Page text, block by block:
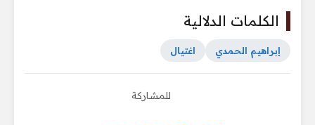
الكلمات الدلالية
إبراهيم الحمدي اغتيال
للمشاركة